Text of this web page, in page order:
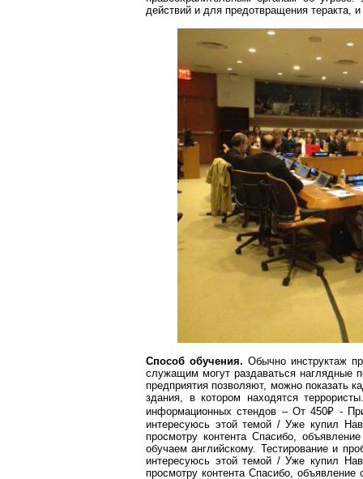
действий и для предотвращения теракта,
Способ обучения. Обычно инструктаж
служащим могут раздаваться наглядные
предприятия позволяют, можно показать
здания, в котором находятся
информационных стендов – От 450₽ -
интересуюсь этой темой / Уже купил
просмотруконтентаСпасибо,
обучаем английскому. Тестирование и
интересуюсь этой темой / Уже купил
просмотруконтентаСпасибо, объявление